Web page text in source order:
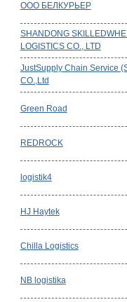
ООО БЕЛКУРЬЕР
SHANDONG
LOGISTICS CO., LTD
JustSupply Chain Service
CO.,Ltd
Green Road
REDROCK
logistik4
HJ Haytek
Chilla Logistics
NB logistika